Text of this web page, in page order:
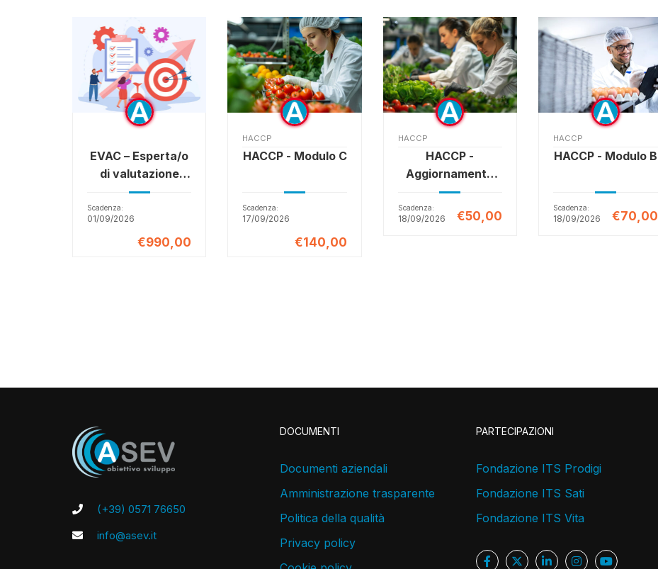
EVAC – Esperta/o
di valutazione
degli
apprendimenti e
delle competenze
Scadenza:
01/09/2026
€990,00
HACCP
HACCP - Modulo C
Scadenza:
17/09/2026
€140,00
HACCP
HACCP -
Aggiornamento
Addetto
Scadenza:
18/09/2026 €50,00
HACCP
HACCP - Modulo B
Scadenza:
18/09/2026 €70,00
(+39) 0571 76650
info@asev.it
DOCUMENTI
Documenti aziendali
Amministrazione trasparente
Politica della qualità
Privacy policy
PARTECIPAZIONI
Fondazione ITS Prodigi
Fondazione ITS Sati
Fondazione ITS Vita